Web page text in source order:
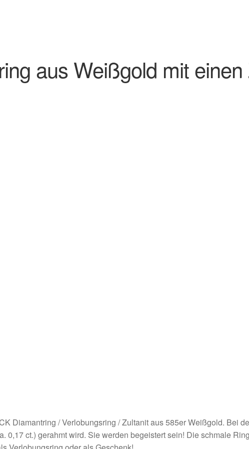
aus Weißgold mit
Diamantring / Verlobungsring / Zultanit aus 585er Weißgold. Bei
0,17 ct.) gerahmt wird. Sie werden begeistert sein! Die schmale